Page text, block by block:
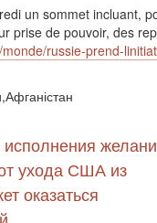
un sommet incluant,
prise de pouvoir, des
russie-prend-
ухода США из
оказаться